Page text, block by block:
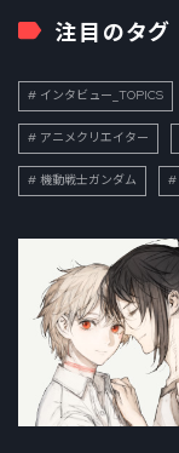
注目のタグ
インタビュー_TOPICS
アニメクリエイター
機動戦士ガンダム